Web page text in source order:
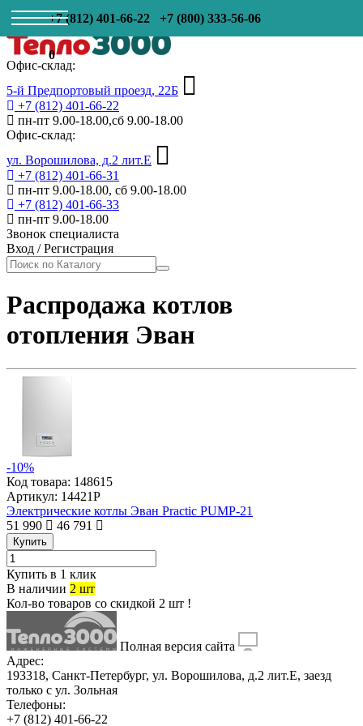
+7 (812) 401-66-22 +7 (800) 333-56-06
0
Офис-склад:
5-й Предпортовый проезд, 22Б
+7 (812) 401-66-22
пн-пт 9.00-18.00,сб 9.00-18.00
Офис-склад:
ул. Ворошилова, д.2 лит.Е
+7 (812) 401-66-31
пн-пт 9.00-18.00, сб 9.00-18.00
+7 (812) 401-66-33
пн-пт 9.00-18.00
Звонок специалиста
Вход /Регистрация
Распродажа котлов
отопления Эван
-10%
Код товара: 148615
Артикул: 14421P
Электрические котлы Эван Practic РUMP-21
51 990
46 791
Купить
Купить в 1 клик
В наличии 2 шт
Кол-во товаров со скидкой 2 шт !
Полная версия сайта
Адрес:
193318, Санкт-Петербург, ул. Ворошилова, д.2 лит.Е, заезд
только с ул. Зольная
Телефоны:
+7 (812) 401-66-22